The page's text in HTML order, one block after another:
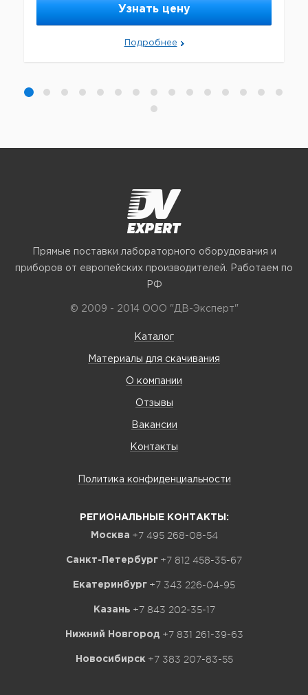
Узнать цену
Подробнее
Прямые поставки лабораторного оборудования и
приборов от европейских производителей. Работаем по
РФ
© 2009 - 2014 ООО "ДВ-Эксперт"
Каталог
Материалы для скачивания
О компании
Отзывы
Вакансии
Контакты
Политика конфиденциальности
РЕГИОНАЛЬНЫЕ КОНТАКТЫ:
Москва +7 495 268-08-54
Санкт-Петербург +7 812 458-35-67
Екатеринбург +7 343 226-04-95
Казань +7 843 202-35-17
Нижний Новгород +7 831 261-39-63
Новосибирск +7 383 207-83-55